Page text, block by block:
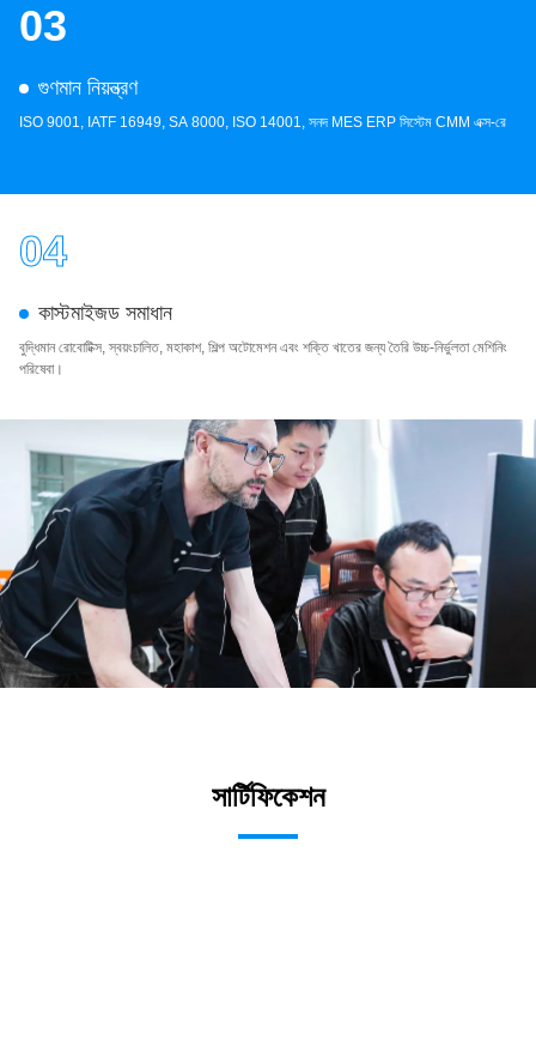
03
গুণমান নিয়ন্ত্রণ
ISO 9001, IATF 16949, SA 8000, ISO 14001, সনদ MES ERP সিস্টেম CMM এক্স-রে
04
কাস্টমাইজড সমাধান
বুদ্ধিমান রোবোটিক্স, স্বয়ংচালিত, মহাকাশ, শিল্প অটোমেশন এবং শক্তি খাতের জন্য তৈরি উচ্চ-নির্ভুলতা মেশিনিং
পরিষেবা।
সার্টিফিকেশন